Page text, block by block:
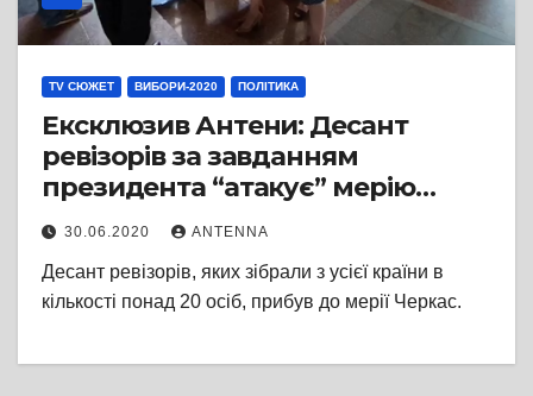
TV СЮЖЕТ ВИБОРИ-2020 ПОЛІТИКА
Ексклюзив Антени: Десант
ревізорів за завданням
президента “атакує” мерію
Черкас
30.06.2020 ANTENNA
Десант ревізорів, яких зібрали з усієї країни в
кількості понад 20 осіб, прибув до мерії Черкас.